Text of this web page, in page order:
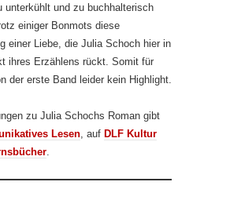
unterkühlt und zu buchhalterisch
einiger Bonmots diese
einer Liebe, die Julia Schoch hier in
ihres Erzählens rückt. Somit für
der erste Band leider kein Highlight.
zu Julia Schochs Roman gibt
Lesen , auf DLF Kultur